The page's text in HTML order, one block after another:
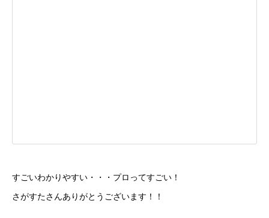
すごいわかりやすい・・・プロってすごい！
さがすたさんありがとうございます！！